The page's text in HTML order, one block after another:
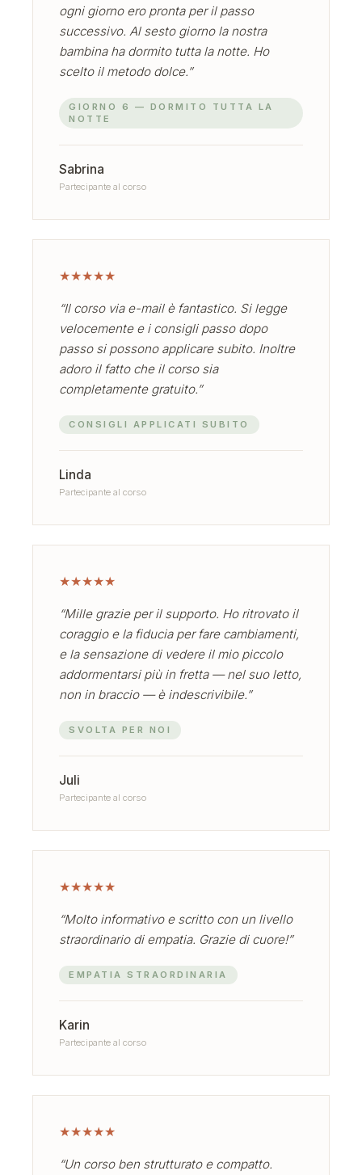
ogni giorno ero pronta per il passo
successivo. Al sesto giorno la nostra
bambina ha dormito tutta la notte. Ho
scelto il metodo dolce.”
GIORNO 6 — DORMITO TUTTA LA
NOTTE
Sabrina
Partecipante al corso
★★★★★
“Il corso via e-mail è fantastico. Si legge
velocemente e i consigli passo dopo
passo si possono applicare subito. Inoltre
adoro il fatto che il corso sia
completamente gratuito.”
CONSIGLI APPLICATI SUBITO
Linda
Partecipante al corso
★★★★★
“Mille grazie per il supporto. Ho ritrovato il
coraggio e la fiducia per fare cambiamenti,
e la sensazione di vedere il mio piccolo
addormentarsi più in fretta — nel suo letto,
non in braccio — è indescrivibile.”
SVOLTA PER NOI
Juli
Partecipante al corso
★★★★★
“Molto informativo e scritto con un livello
straordinario di empatia. Grazie di cuore!”
EMPATIA STRAORDINARIA
Karin
Partecipante al corso
★★★★★
“Un corso ben strutturato e compatto.